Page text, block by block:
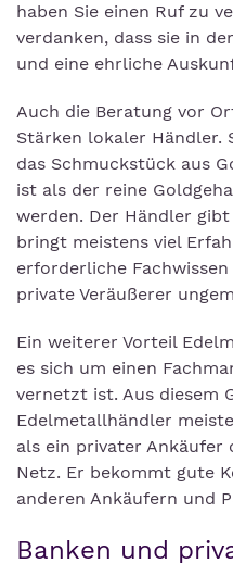
haben Sie einen Ruf zu
verdanken, dass sie in
und eine ehrliche
Auch die Beratung vor
Stärken lokaler Händler.
das Schmuckstück aus
ist als der reine
werden. Der Händler
bringt meistens viel
erforderliche
private Veräußerer
Ein weiterer Vorteil
es sich um einen
vernetzt ist. Aus diesem
Edelmetallhändler
als ein privater Ankäufer
Netz. Er bekommt gute
anderen Ankäufern und
Banken und